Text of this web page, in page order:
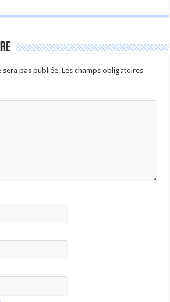
sera pas publiée. Les champs obligatoires